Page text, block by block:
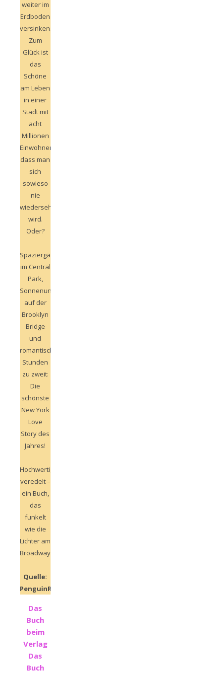
weiter im
Erdboden
versinken.
Zum
Glück ist
das
Schöne
am Leben
in einer
Stadt mit
acht
Millionen
Einwohnern,
dass man
sich
sowieso
nie
wiedersehen
wird.
Oder?
Spaziergänge
im Central
Park,
Sonnenuntergänge
auf der
Brooklyn
Bridge
und
romantische
Stunden
zu zweit:
Die
schönste
New York
Love
Story des
Jahres!
Hochwertig
veredelt –
ein Buch,
das
funkelt
wie die
Lichter am
Broadway
Quelle:
PenguinRandomhouse
Das
Buch
beim
Verlag
Das
Buch